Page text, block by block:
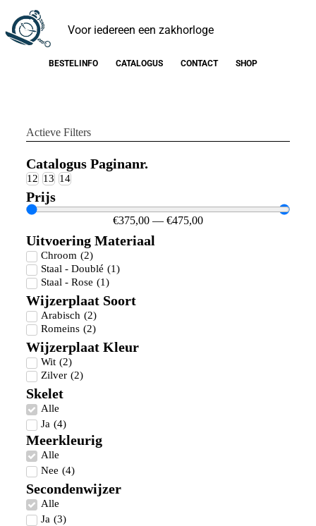
Voor iedereen een zakhorloge
BESTELINFO CATALOGUS CONTACT SHOP
Actieve Filters
Catalogus Paginanr.
12 13 14
Prijs
€375,00— €475,00
Uitvoering Materiaal
Chroom (2)
Staal - Doublé (1)
Staal - Rose (1)
Wijzerplaat Soort
Arabisch (2)
Romeins (2)
Wijzerplaat Kleur
Wit (2)
Zilver (2)
Skelet
Alle
Ja (4)
Meerkleurig
Alle
Nee (4)
Secondenwijzer
Alle
Ja (3)